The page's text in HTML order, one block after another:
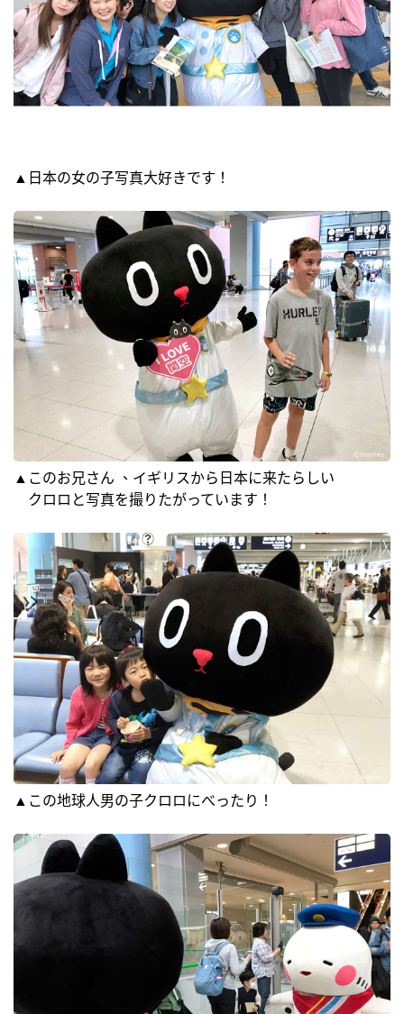
▲日本の女の子写真大好きです！
▲このお兄さん 、イギリスから日本に来たらしい
クロロと写真を撮りたがっています！
▲この地球人男の子クロロにべったり！